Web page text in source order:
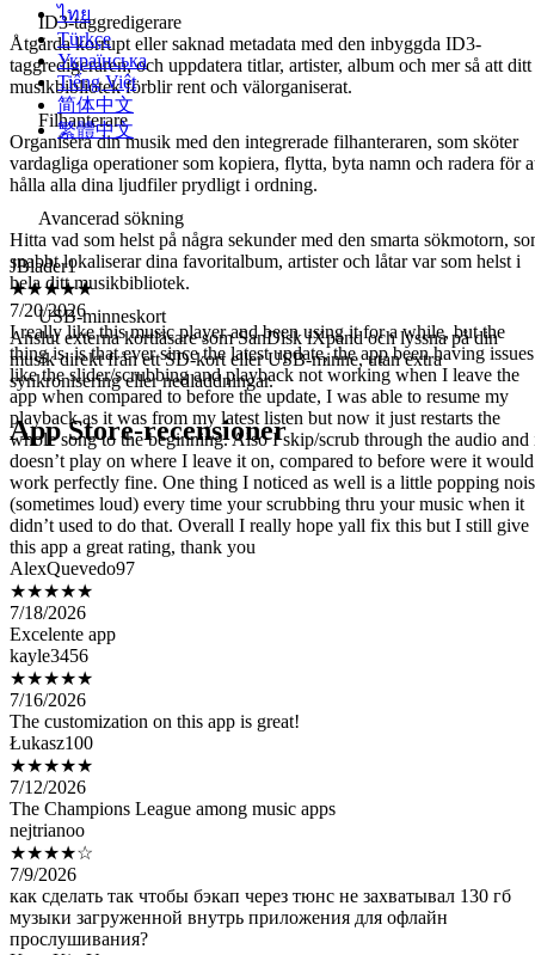
ไทย
Türkçe
Українська
Tiếng Việt
简体中文
繁體中文
ID3-taggredigerare
Åtgärda korrupt eller saknad metadata med den inbyggda ID3-
taggredigeraren, och uppdatera titlar, artister, album och mer så att ditt
musikbibliotek förblir rent och välorganiserat.
Filhanterare
Organisera din musik med den integrerade filhanteraren, som sköter
vardagliga operationer som kopiera, flytta, byta namn och radera för
hålla alla dina ljudfiler prydligt i ordning.
Avancerad sökning
Hitta vad som helst på några sekunder med den smarta sökmotorn,
snabbt lokaliserar dina favoritalbum, artister och låtar var som helst i
hela ditt musikbibliotek.
USB-minneskort
Anslut externa kortläsare som SanDisk iXpand och lyssna på din
musik direkt från ett SD-kort eller USB-minne, utan extra
synkronisering eller nedladdningar.
App Store-recensioner
JBlader1
★★★★★
7/20/2026
I really like this music player and been using it for a while, but the
thing is, is that ever since the latest update, the app been having issues
like the slider/scrubbing and playback not working when I leave the
app when compared to before the update, I was able to resume my
playback as it was from my latest listen but now it just restarts the
whole song to the beginning. Also I skip/scrub through the audio and
doesn’t play on where I leave it on, compared to before were it would
work perfectly fine. One thing I noticed as well is a little popping
(sometimes loud) every time your scrubbing thru your music when it
didn’t used to do that. Overall I really hope yall fix this but I still give
this app a great rating, thank you
AlexQuevedo97
★★★★★
7/18/2026
Excelente app
kayle3456
★★★★★
7/16/2026
The customization on this app is great!
Łukasz100
★★★★★
7/12/2026
The Champions League among music apps
nejtrianoo
★★★★☆
7/9/2026
как сделать так чтобы бэкап через тюнс не захватывал 130 гб
музыки загруженной внутрь приложения для офлайн
прослушивания?
KungKimYeung
★★★★★